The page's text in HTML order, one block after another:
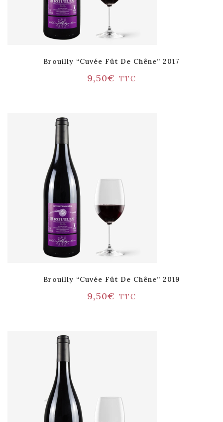
Brouilly “Cuvée Fût De Chêne” 2017
9,50€ TTC
Brouilly “Cuvée Fût De Chêne” 2019
9,50€ TTC